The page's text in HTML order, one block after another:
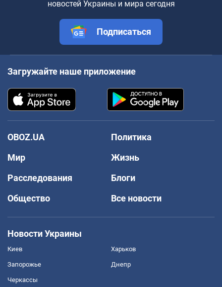
новостей Украины и мира сегодня
Подписаться
Загружайте наше приложение
OBOZ.UA
Политика
Мир
Жизнь
Расследования
Блоги
Общество
Все новости
Новости Украины
Киев Харьков
Запорожье Днепр
Черкассы